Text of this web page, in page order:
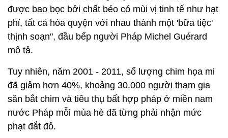
được bao bọc bởi chất béo có mùi vị tinh tế như hạt
phỉ, tất cả hòa quyện với nhau thành một 'bữa tiệc'
thịnh soạn", đầu bếp người Pháp Michel Guérard
mô tả.
Tuy nhiên, năm 2001 - 2011, số lượng chim họa mi
đã giảm hơn 40%, khoảng 30.000 người tham gia
săn bắt chim và tiêu thụ bất hợp pháp ở miền nam
nước Pháp mỗi mùa hè đã từng phải nhận mức
phạt đắt đỏ.